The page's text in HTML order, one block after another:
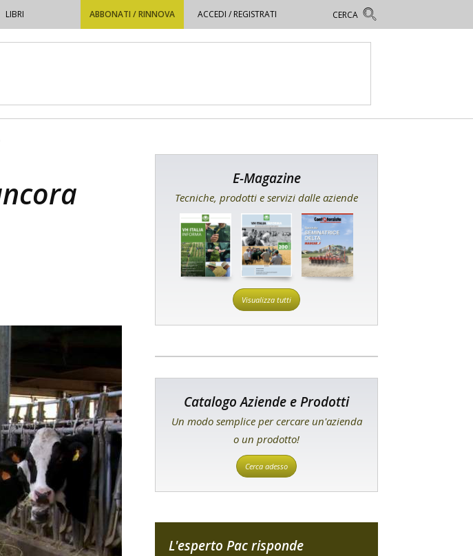
LIBRI ABBONATI / RINNOVA ACCEDI / REGISTRATI
E-Magazine
Tecniche, prodotti e servizi dalle aziende
Visualizza tutti
Catalogo Aziende e Prodotti
Un modo semplice per cercare un'azienda
o un prodotto!
Cerca adesso
L'esperto Pac risponde